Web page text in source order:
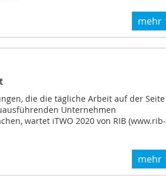
mehr
die die tägliche Arbeit auf der Seite
Unternehmen
wartet iTWO 2020 von RIB (www.rib-
mehr